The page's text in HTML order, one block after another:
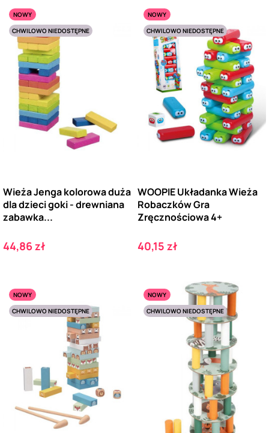
NOWY
CHWILOWO NIEDOSTĘPNE
Wieża Jenga kolorowa duża
dla dzieci goki - drewniana
zabawka...
Cena
44,86 zł
NOWY
CHWILOWO NIEDOSTĘPNE
WOOPIE Układanka Wieża
Robaczków Gra
Zręcznościowa 4+
Cena
40,15 zł
NOWY
CHWILOWO NIEDOSTĘPNE
NOWY
CHWILOWO NIEDOSTĘPNE